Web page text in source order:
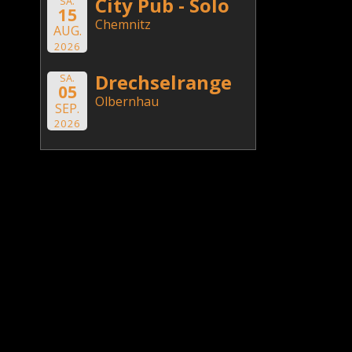
15
AUG.
2026
Chemnitz
SA.
05
SEP.
2026
Drechselrange
Olbernhau